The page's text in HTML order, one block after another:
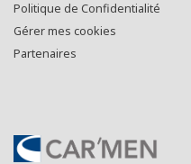
Politique de Confidentialité
Gérer mes cookies
Partenaires